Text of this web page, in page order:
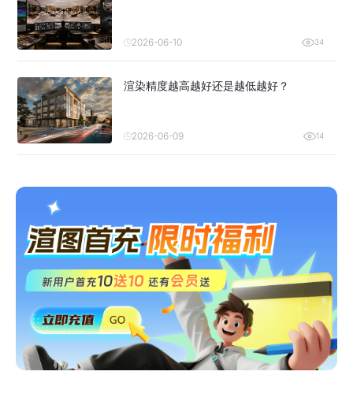
2026-06-10 34
渲染精度越高越好还是越低越好？
2026-06-09 14